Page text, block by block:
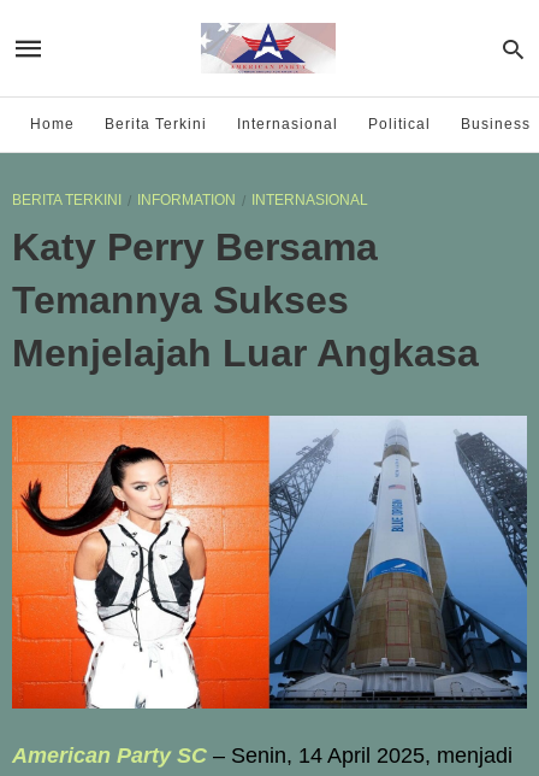
Home Berita Terkini Internasional Political Business
BERITA TERKINI INFORMATION INTERNASIONAL
Katy Perry Bersama
Temannya Sukses
Menjelajah Luar Angkasa
American Party SC – Senin, 14 April 2025, menjadi